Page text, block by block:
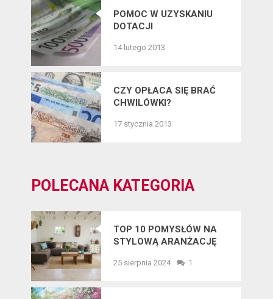
POMOC W UZYSKANIU
DOTACJI
14 lutego 2013
CZY OPŁACA SIĘ BRAĆ
CHWILÓWKI?
17 stycznia 2013
POLECANA KATEGORIA
TOP 10 POMYSŁÓW NA
STYLOWĄ ARANŻACJĘ
25 sierpnia 2024 1